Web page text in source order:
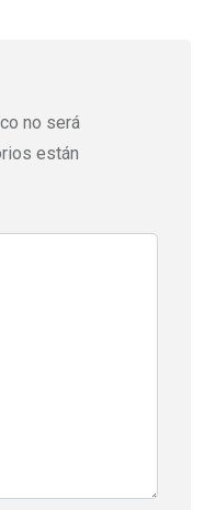
no será
están